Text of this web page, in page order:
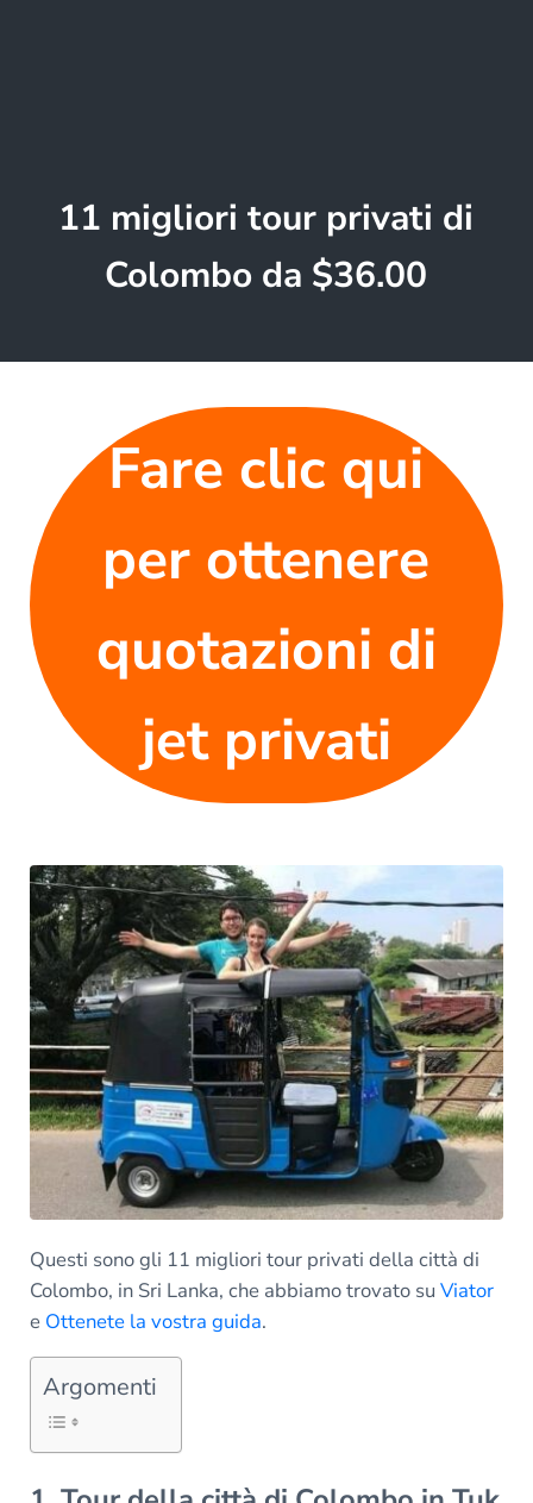
11 migliori tour privati di
Colombo da $36.00
Fare clic qui
per ottenere
quotazioni di
jet privati
Questi sono gli 11 migliori tour privati della città di
Colombo, in Sri Lanka, che abbiamo trovato su Viator
e Ottenete la vostra guida.
Argomenti